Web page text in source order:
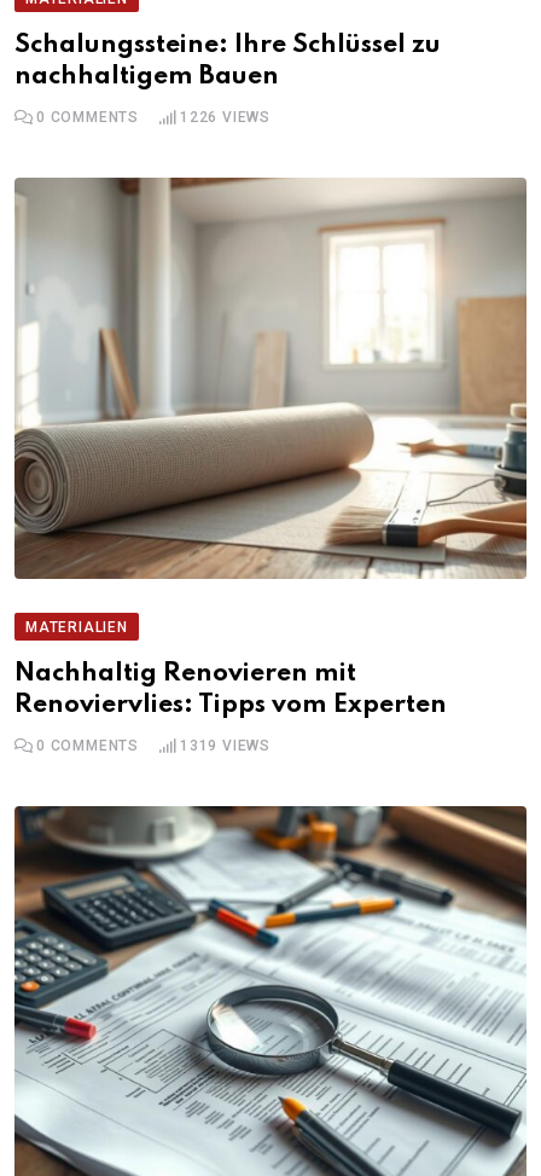
Schalungssteine: Ihre Schlüssel zu
nachhaltigem Bauen
0 COMMENTS 1226 VIEWS
MATERIALIEN
Nachhaltig Renovieren mit
Renoviervlies: Tipps vom Experten
0 COMMENTS 1319 VIEWS